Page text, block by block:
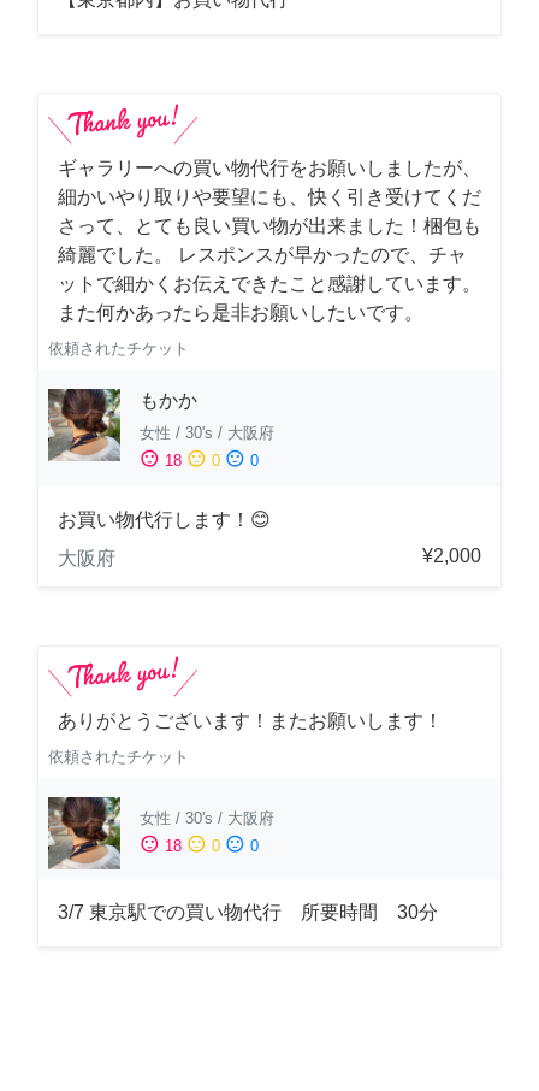
ギャラリーへの買い物代行をお願いしましたが、
細かいやり取りや要望にも、快く引き受けてくだ
さって、とても良い買い物が出来ました！梱包も
綺麗でした。 レスポンスが早かったので、チャ
ットで細かくお伝えできたこと感謝しています。
また何かあったら是非お願いしたいです。
依頼されたチケット
もかか
女性 / 30's / 大阪府
sentiment_satisfied 18 sentiment_neutral 0 sentiment_dissatisfied 0
お買い物代行します！😊
大阪府
¥2,000
ありがとうございます！またお願いします！
依頼されたチケット
女性 / 30's / 大阪府
sentiment_satisfied 18 sentiment_neutral 0 sentiment_dissatisfied 0
3/7 東京駅での買い物代行 所要時間 30分